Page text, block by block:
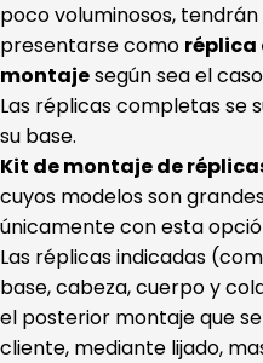
poco voluminosos,
presentarse como réplica
montajesegún sea el
Las réplicas completas se
su base.
Kit de montaje de
cuyos modelos son
únicamente con esta
Las réplicas indicadas
base, cabeza, cuerpo y
el posterior montaje que
cliente, mediante lijado,